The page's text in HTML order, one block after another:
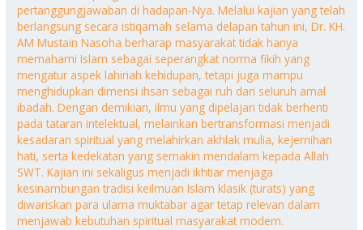
pertanggungjawaban di hadapan-Nya. Melalui kajian yang telah
berlangsung secara istiqamah selama delapan tahun ini, Dr. KH.
AM Mustain Nasoha berharap masyarakat tidak hanya
memahami Islam sebagai seperangkat norma fikih yang
mengatur aspek lahiriah kehidupan, tetapi juga mampu
menghidupkan dimensi ihsan sebagai ruh dari seluruh amal
ibadah. Dengan demikian, ilmu yang dipelajari tidak berhenti
pada tataran intelektual, melainkan bertransformasi menjadi
kesadaran spiritual yang melahirkan akhlak mulia, kejernihan
hati, serta kedekatan yang semakin mendalam kepada Allah
SWT. Kajian ini sekaligus menjadi ikhtiar menjaga
kesinambungan tradisi keilmuan Islam klasik (turats) yang
diwariskan para ulama muktabar agar tetap relevan dalam
menjawab kebutuhan spiritual masyarakat modern.